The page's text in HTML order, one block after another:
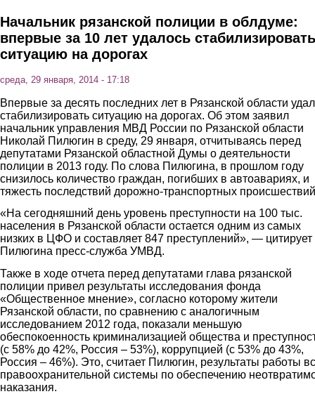
Начальник рязанской полиции в облдуме:
впервые за 10 лет удалось стабилизировать
ситуацию на дорогах
среда, 29 января, 2014 - 17:18
Впервые за десять последних лет в Рязанской области
стабилизировать ситуацию на дорогах. Об этом заявил
начальник управления МВД России по Рязанской области
Николай Пилюгин в среду, 29 января, отчитываясь перед
депутатами Рязанской областной Думы о деятельности
полиции в 2013 году. По слова Пилюгина, в прошлом году
снизилось количество граждан, погибших в автоавариях, и
тяжесть последствий дорожно-транспортных
«На сегодняшний день уровень преступности на 100 тыс.
населения в Рязанской области остается одним из самых
низких в ЦФО и составляет 847 преступлений», — цитирует
Пилюгина пресс-служба УМВД.
Также в ходе отчета перед депутатами глава рязанской
полиции привел результаты исследования фонда
«Общественное мнение», согласно которому жители
Рязанской области, по сравнению с аналогичным
исследованием 2012 года, показали меньшую
обеспокоенность криминализацией общества и
(с 58% до 42%, Россия – 53%), коррупцией (с 53% до 43%,
Россия – 46%). Это, считает Пилюгин, результаты работы
правоохранительной системы по обеспечению
наказания.